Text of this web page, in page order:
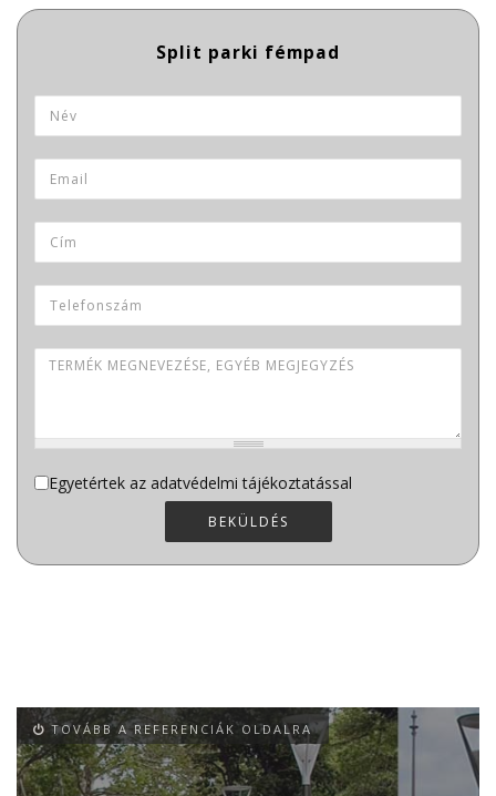
Név
Email *
Cím
Telefonszám
Termék megnevezése, egyéb megjegyzés
Adatvédelem*
Egyetértek az adatvédelmi tájékoztatással
BEKÜLDÉS
TOVÁBB A REFERENCIÁK OLDALRA